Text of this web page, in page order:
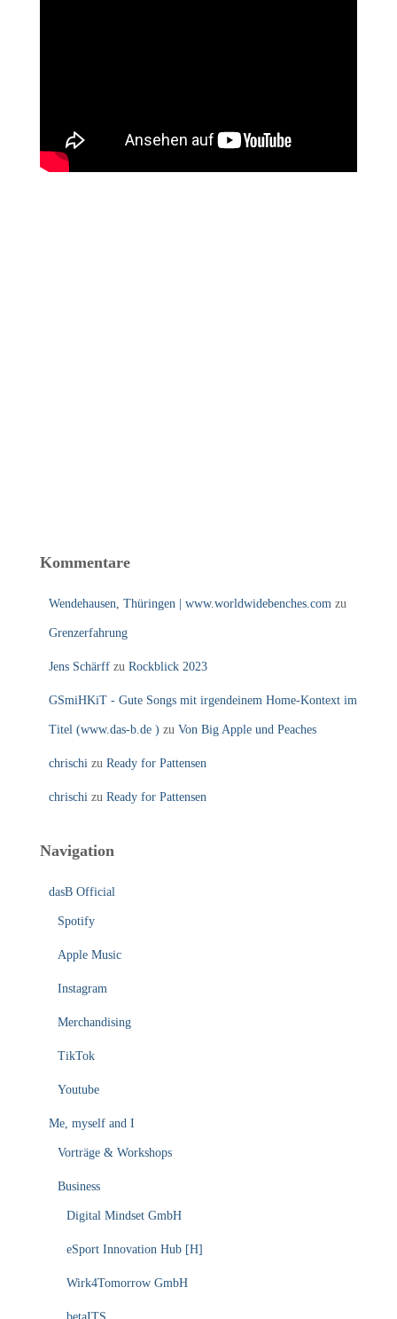
Kommentare
Wendehausen, Thüringen | www.worldwidebenches.com zu
Grenzerfahrung
Jens Schärff zu Rockblick 2023
GSmiHKiT - Gute Songs mit irgendeinem Home-Kontext im
Titel (www.das-b.de ) zu Von Big Apple und Peaches
chrischi zu Ready for Pattensen
chrischi zu Ready for Pattensen
Navigation
dasB Official
Spotify
Apple Music
Instagram
Merchandising
TikTok
Youtube
Me, myself and I
Vorträge & Workshops
Business
Digital Mindset GmbH
eSport Innovation Hub [H]
Wirk4Tomorrow GmbH